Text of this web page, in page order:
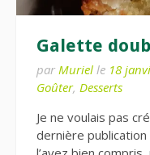
Galette
par Muriel le 18
Goûter, Desserts
Je ne voulais pas
dernière